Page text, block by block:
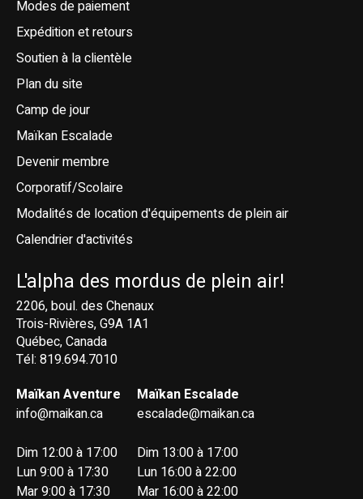
Modes de paiement
Expédition et retours
Soutien à la clientèle
Plan du site
Camp de jour
Maïkan Escalade
Devenir membre
Corporatif/Scolaire
Modalités de location d'équipements de plein air
Calendrier d'activités
L'alpha des mordus de plein air!
2206, boul. des Chenaux
Trois-Rivières, G9A 1A1
Québec, Canada
Tél: 819.694.7010
Maïkan Aventure
info@maikan.ca
Dim 12:00 à 17:00
Lun 9:00 à 17:30
Mar 9:00 à 17:30
Maïkan Escalade
escalade@maikan.ca
Dim 13:00 à 17:00
Lun 16:00 à 22:00
Mar 16:00 à 22:00